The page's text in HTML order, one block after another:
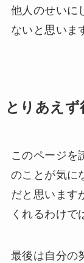
他人のせいに
ないと思いま
とりあえず
このページを
のことが気に
だと思います
くれるわけで
最後は自分の